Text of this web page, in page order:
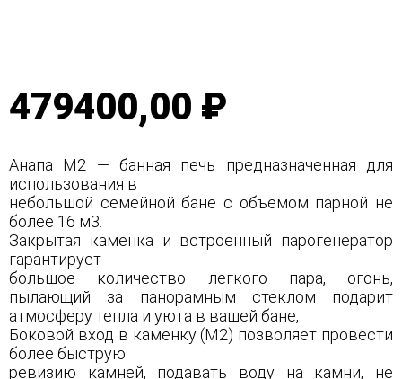
479400,00 ₽
Анапа М2 — банная печь предназначенная для
использования в
небольшой семейной бане с объемом парной не
более 16 м3.
Закрытая каменка и встроенный парогенератор
гарантирует
большое количество легкого пара, огонь,
пылающий за панорамным стеклом подарит
атмосферу тепла и уюта в вашей бане,
Боковой вход в каменку (М2) позволяет провести
более быструю
ревизию камней, подавать воду на камни, не